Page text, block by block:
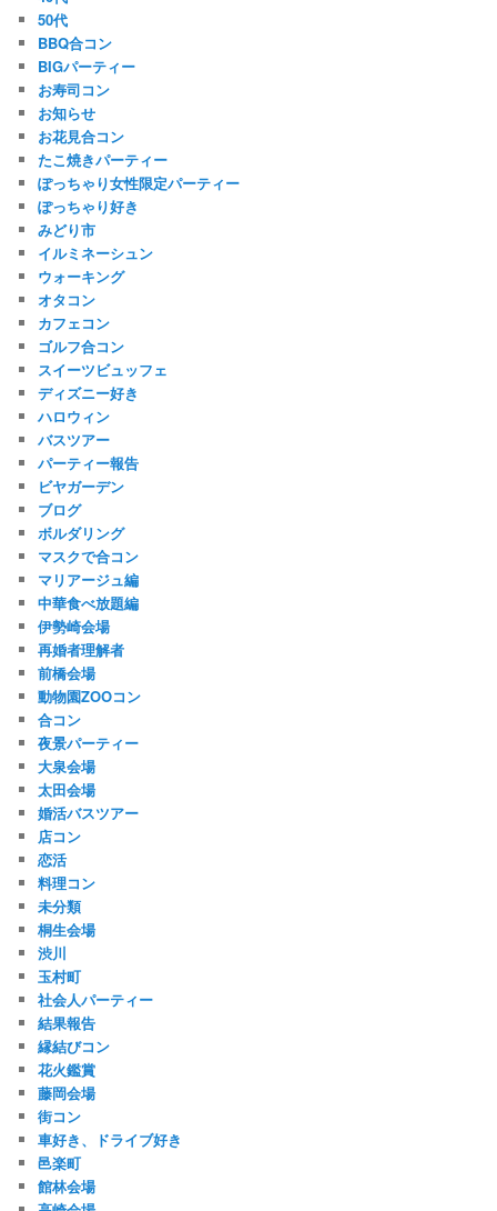
50代
BBQ合コン
BIGパーティー
お寿司コン
お知らせ
お花見合コン
たこ焼きパーティー
ぽっちゃり女性限定パーティー
ぽっちゃり好き
みどり市
イルミネーシュン
ウォーキング
オタコン
カフェコン
ゴルフ合コン
スイーツビュッフェ
ディズニー好き
ハロウィン
バスツアー
パーティー報告
ビヤガーデン
ブログ
ボルダリング
マスクで合コン
マリアージュ編
中華食べ放題編
伊勢崎会場
再婚者理解者
前橋会場
動物園ZOOコン
合コン
夜景パーティー
大泉会場
太田会場
婚活バスツアー
店コン
恋活
料理コン
未分類
桐生会場
渋川
玉村町
社会人パーティー
結果報告
縁結びコン
花火鑑賞
藤岡会場
街コン
車好き、ドライブ好き
邑楽町
館林会場